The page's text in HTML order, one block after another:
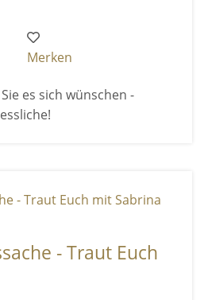
Merken
es sich wünschen -
- Traut Euch